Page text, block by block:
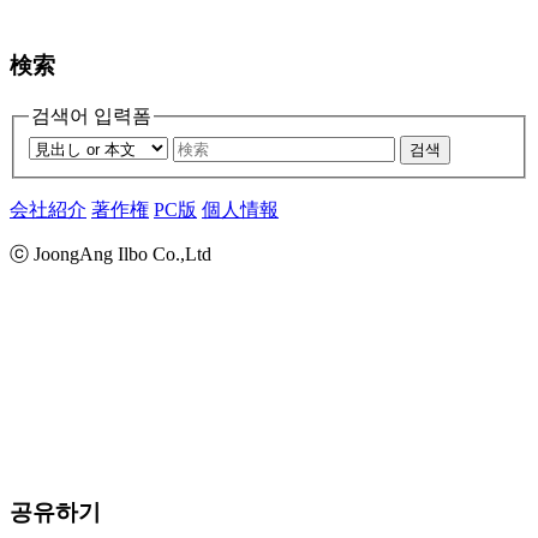
検索
검색어 입력폼
검색
会社紹介 著作権 PC版 個人情報
ⓒ JoongAng Ilbo Co.,Ltd
공유하기